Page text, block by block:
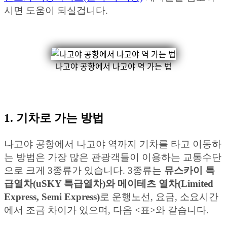
시면 도움이 되실겁니다.
나고야 공항에서 나고야 역 가는 법
1. 기차로 가는 방법
나고야 공항에서 나고야 역까지 기차를 타고 이동하
는 방법은 가장 많은 관광객들이 이용하는 교통수단
으로 크게 3종류가 있습니다. 3종류는 뮤스카이 특
급열차(uSKY 특급열차)와 메이테츠 열차(Limited
Express, Semi Express)로 운행노선, 요금, 소요시간
에서 조금 차이가 있으며, 다음 <표>와 같습니다.